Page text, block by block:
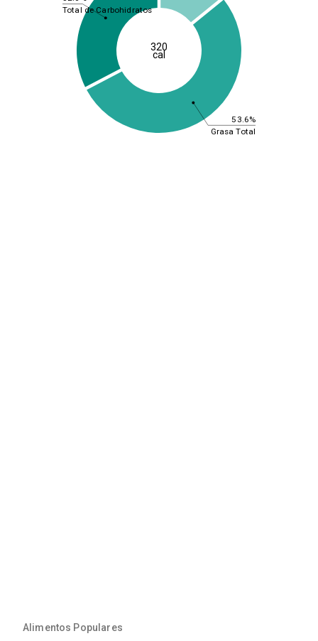
53.6%
Grasa Total
Total de Carbohidratos
320
cal
Alimentos Populares